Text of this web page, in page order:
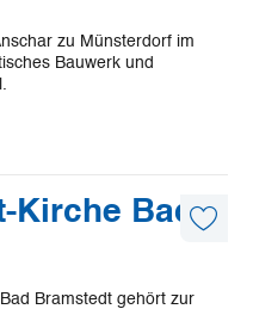
zu Münsterdorf im
Bauwerk und
Kirche Bad
Bramstedt gehört zur